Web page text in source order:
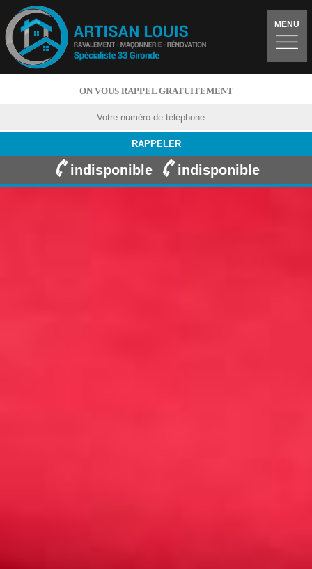
MENU
ON VOUS RAPPEL GRATUITEMENT
indisponible indisponible